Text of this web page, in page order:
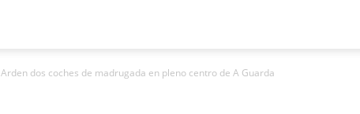
Arden dos coches de madrugada en pleno centro de A Guarda